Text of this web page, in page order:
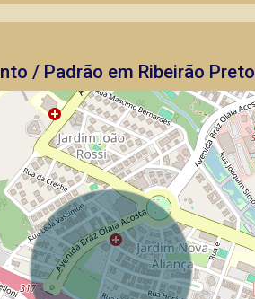
/ Padrão em Ribeirão Preto